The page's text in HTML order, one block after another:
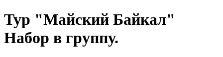
Тур "Майский Байкал"
Набор в группу.